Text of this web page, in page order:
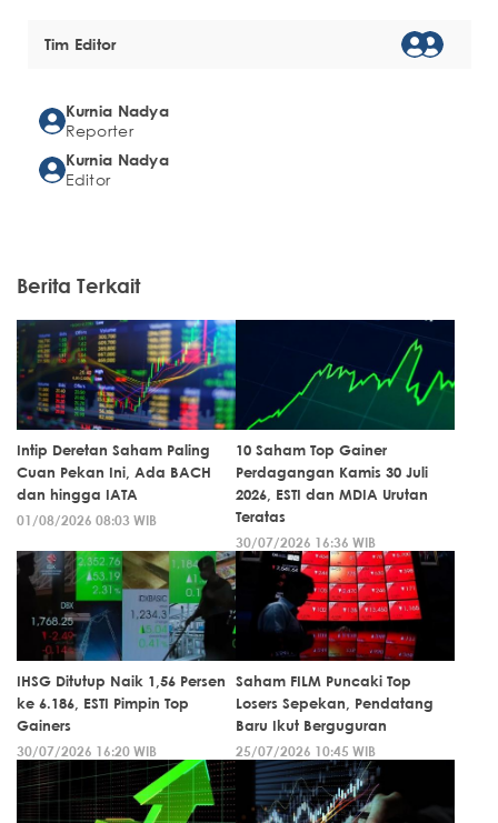
Tim Editor
Kurnia Nadya
Reporter
Kurnia Nadya
Editor
Berita Terkait
Intip Deretan Saham Paling
Cuan Pekan Ini, Ada BACH
dan hingga IATA
01/08/2026 08:03 WIB
10 Saham Top Gainer
Perdagangan Kamis 30 Juli
2026, ESTI dan MDIA Urutan
Teratas
30/07/2026 16:36 WIB
IHSG Ditutup Naik 1,56 Persen
ke 6.186, ESTI Pimpin Top
Gainers
30/07/2026 16:20 WIB
Saham FILM Puncaki Top
Losers Sepekan, Pendatang
Baru Ikut Berguguran
25/07/2026 10:45 WIB